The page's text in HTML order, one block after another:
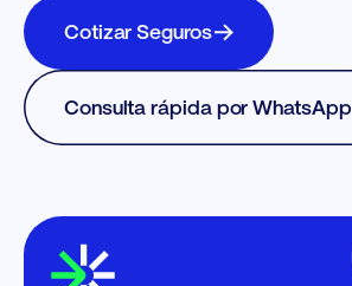
Cotizar Seguros
Consulta rápida por WhatsApp